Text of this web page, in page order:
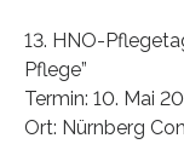
13. HNO-
Pflege”
Termin: 10. Mai
Ort: Nürnberg